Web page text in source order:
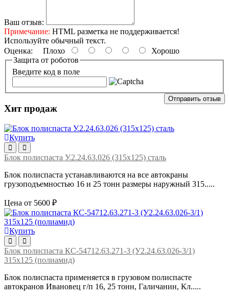
Ваш отзыв:
Примечание: HTML разметка не поддерживается!
Используйте обычный текст.
Оценка: Плохо
Хорошо
Защита от роботов
Введите код в поле
Отправить отзыв
Хит продаж
Купить
Блок полиспаста У.2.24.63.026 (315х125) сталь
Блок полиспаста устанавливаются на все автокраны
грузоподъемностью 16 и 25 тонн размеры наружный 315.....
Цена от 5600 ₽
Купить
Блок полиспаста КС-54712.63.271-3 (У2.24.63.026-3/1)
315х125 (полиамид)
Блок полиспаста применяется в грузовом полиспасте
автокранов Ивановец г/п 16, 25 тонн, Галичанин, Кл.....